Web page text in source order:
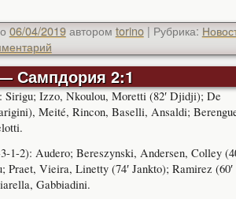
06/04/2019 автором torino | Рубрика:
Сампдория 2:1
Izzo, Nkoulou, Moretti (82′ Djidji); De
Meité, Rincon, Baselli, Ansaldi;
1-2): Audero; Bereszynski, Andersen, Colley
Praet, Vieira, Linetty (74′ Jankto); Ramirez (60′
Gabbiadini.